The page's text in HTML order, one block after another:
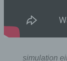
simulation